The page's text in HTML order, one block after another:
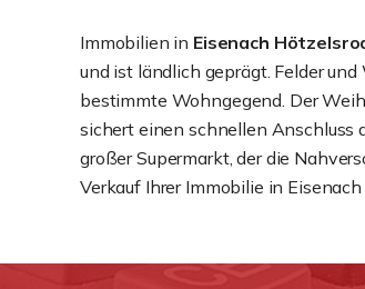
Immobilien in Eisenach
und ist ländlich geprägt. Felder
bestimmte Wohngegend. Der
sichert einen schnellen Anschluss
großer Supermarkt, der die
Verkauf Ihrer Immobilie in